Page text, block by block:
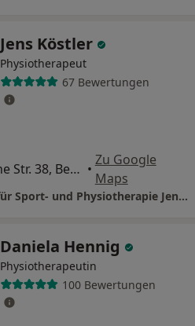
Jens Köstler
Physiotherapeut
67 Bewertungen
Brandenburgische Str. 38, Berlin •
Zu Google
Maps
Therapiezentrum für Sport- und Physiotherapie Jens Köstler
Daniela Hennig
Physiotherapeutin
100 Bewertungen